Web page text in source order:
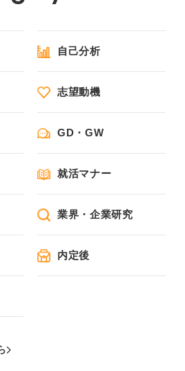
自己分析
志望動機
GD・GW
就活マナー
業界・企業研究
内定後